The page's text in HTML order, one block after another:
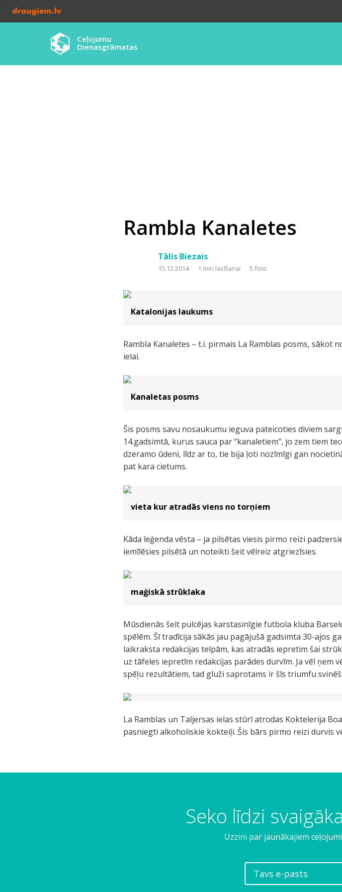
Ceļojumu
Dienasgrāmatas
Rambla Kanaletes
Tālis Biezais
15.12.2014 1 min lasīšanai 5 foto
Katalonijas laukums
Rambla Kanaletes – t.i. pirmais La Ramblas posms, sākot
ielai.
Kanaletas posms
Šis posms savu nosaukumu ieguva pateicoties diviem
14.gadsimtā, kurus sauca par “kanaletiem”, jo zem tiem
dzeramo ūdeni, līdz ar to, tie bija ļoti nozīmīgi gan
pat kara cietums.
vieta kur atradās viens no torņiem
Kāda leģenda vēsta – ja pilsētas viesis pirmo reizi
iemīlēsies pilsētā un noteikti šeit vēlreiz atgriezīsies.
maģiskā strūklaka
Mūsdienās šeit pulcējas karstasinīgie futbola kluba
spēlēm. Šī tradīcija sākās jau pagājušā gadsimta 30-ajos
laikraksta redakcijas telpām, kas atradās iepretim šai
uz tāfeles iepretīm redakcijas parādes durvīm. Ja vēl
spēļu rezultātiem, tad gluži saprotams ir šīs triumfu
La Ramblas un Taljersas ielas stūrī atrodas Koktelerija
pasniegti alkoholiskie kokteiļi. Šis bārs pirmo reizi durvis
Seko līdzi
Uzzini par jaunākajiem